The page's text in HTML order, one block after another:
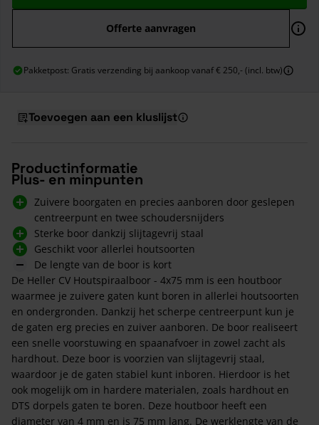
Offerte aanvragen
Pakketpost: Gratis verzending bij aankoop vanaf € 250,- (incl. btw)
Toevoegen aan een kluslijst
Productinformatie
Plus- en minpunten
Zuivere boorgaten en precies aanboren door geslepen
centreerpunt en twee schoudersnijders
Sterke boor dankzij slijtagevrij staal
Geschikt voor allerlei houtsoorten
De lengte van de boor is kort
De Heller CV Houtspiraalboor - 4x75 mm is een houtboor
waarmee je zuivere gaten kunt boren in allerlei houtsoorten
en ondergronden. Dankzij het scherpe centreerpunt kun je
de gaten erg precies en zuiver aanboren. De boor realiseert
een snelle voorstuwing en spaanafvoer in zowel zacht als
hardhout. Deze boor is voorzien van slijtagevrij staal,
waardoor je de gaten stabiel kunt inboren. Hierdoor is het
ook mogelijk om in hardere materialen, zoals hardhout en
DTS dorpels gaten te boren. Deze houtboor heeft een
diameter van 4 mm en is 75 mm lang. De werklengte van de